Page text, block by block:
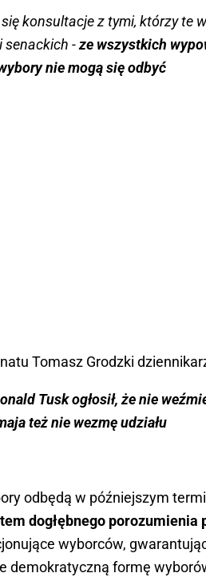
się konsultacje z tymi, którzy te
senackich -ze wszystkich
nie mogą się odbyć
Tomasz Grodzki
Tusk ogłosił, że nie
też nie wezmę udziału
odbędą w późniejszym
dogłębnego porozumienia
wyborców,
demokratyczną formę